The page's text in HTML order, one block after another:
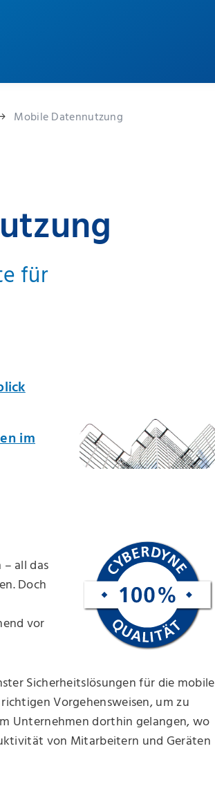
Mobile Datennutzung
für
im
all das
Doch
vor
Sicherheitslösungen für die mobile
Vorgehensweisen, um zu
Unternehmen dorthin gelangen, wo
von Mitarbeitern und Geräten